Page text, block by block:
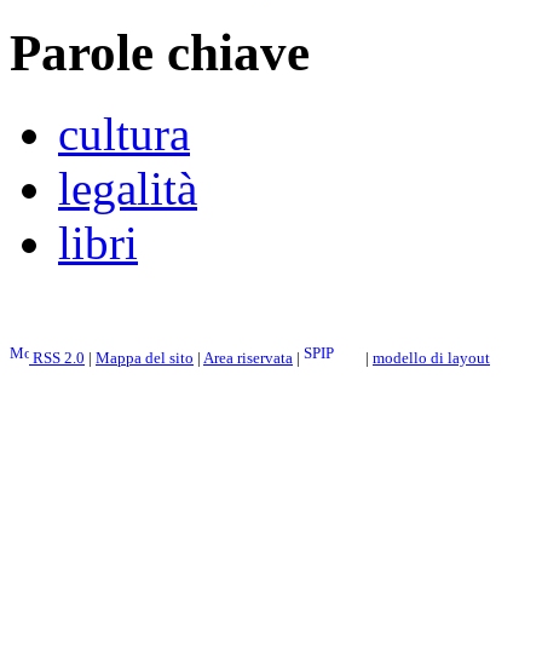
Parole chiave
cultura
legalità
libri
RSS 2.0 | Mappa del sito | Area riservata | | modello di layout